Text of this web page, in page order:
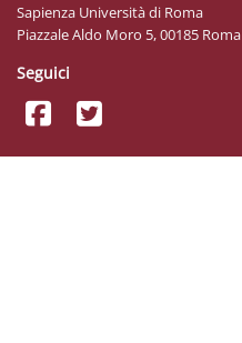
Sapienza Università di Roma
Piazzale Aldo Moro 5, 00185 Roma
Seguici